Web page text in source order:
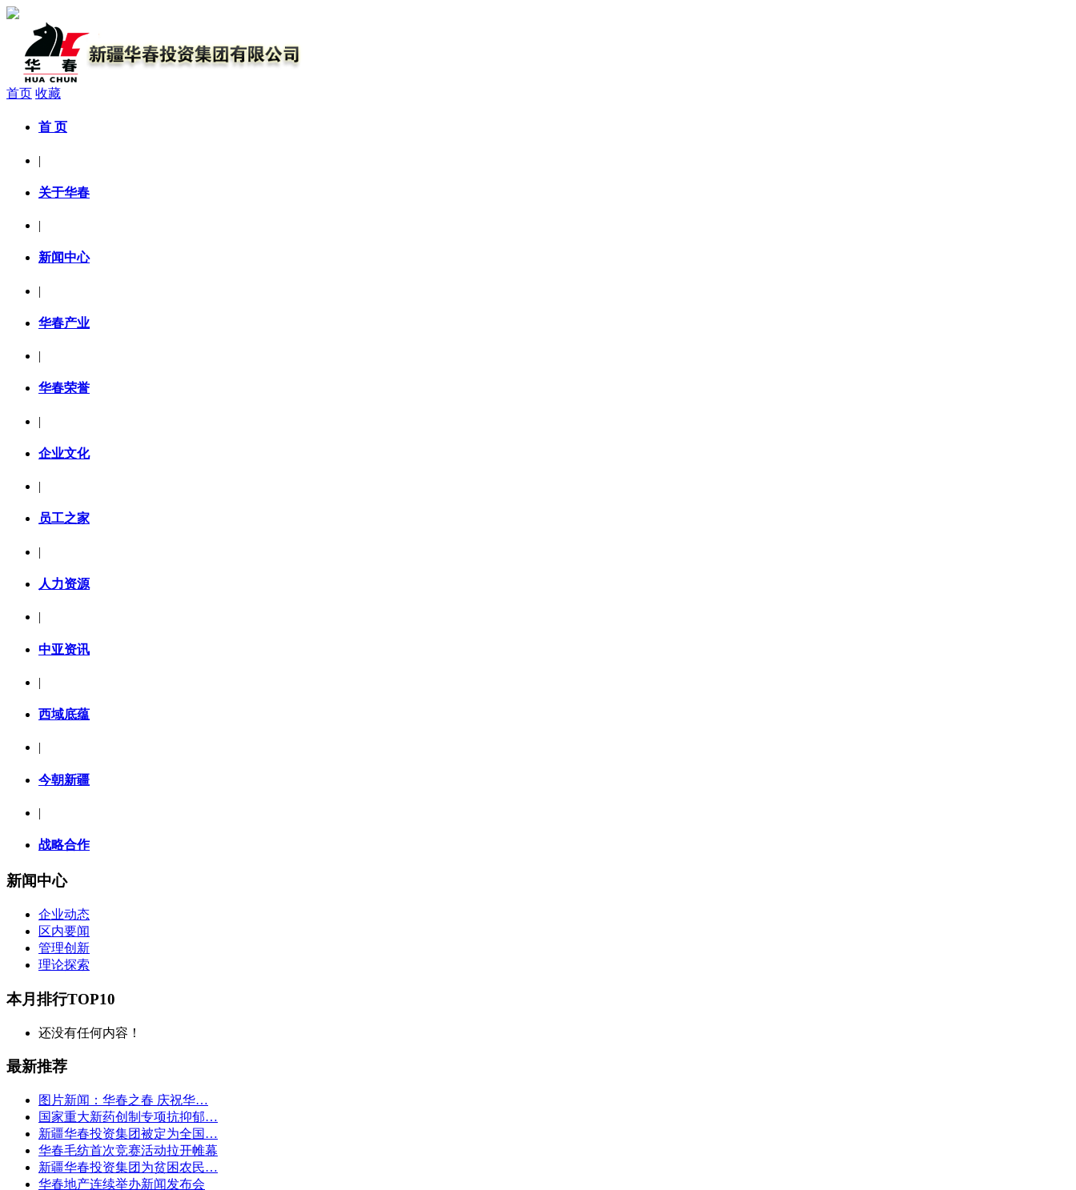
首页 收藏
首 页
|
关于华春
|
新闻中心
|
华春产业
|
华春荣誉
|
企业文化
|
员工之家
|
人力资源
|
中亚资讯
|
西域底蕴
|
今朝新疆
|
战略合作
新闻中心
企业动态
区内要闻
管理创新
理论探索
本月排行TOP10
还没有任何内容！
最新推荐
图片新闻：华春之春 庆祝华…
国家重大新药创制专项抗抑郁…
新疆华春投资集团被定为全国…
华春毛纺首次竞赛活动拉开帷幕
新疆华春投资集团为贫困农民…
华春地产连续举办新闻发布会